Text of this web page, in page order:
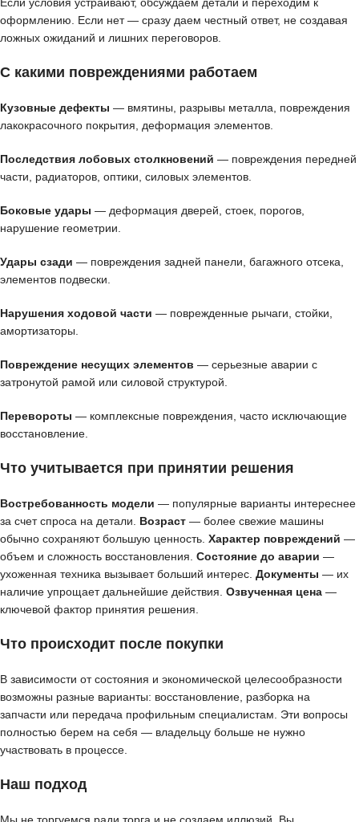
оформлению. Если нет — сразу даем честный ответ, не создавая
ложных ожиданий и лишних переговоров.
С какими повреждениями работаем
Кузовные дефекты — вмятины, разрывы металла, повреждения
лакокрасочного покрытия, деформация элементов.
Последствия лобовых столкновений — повреждения передней
части, радиаторов, оптики, силовых элементов.
Боковые удары — деформация дверей, стоек, порогов,
нарушение геометрии.
Удары сзади — повреждения задней панели, багажного отсека,
элементов подвески.
Нарушения ходовой части — поврежденные рычаги, стойки,
амортизаторы.
Повреждение несущих элементов — серьезные аварии с
затронутой рамой или силовой структурой.
Перевороты — комплексные повреждения, часто исключающие
восстановление.
Что учитывается при принятии решения
Востребованность модели — популярные варианты интереснее
за счет спроса на детали. Возраст — более свежие машины
обычно сохраняют большую ценность. Характер повреждений —
объем и сложность восстановления. Состояние до аварии —
ухоженная техника вызывает больший интерес. Документы — их
наличие упрощает дальнейшие действия. Озвученная цена —
ключевой фактор принятия решения.
Что происходит после покупки
В зависимости от состояния и экономической целесообразности
возможны разные варианты: восстановление, разборка на
запчасти или передача профильным специалистам. Эти вопросы
полностью берем на себя — владельцу больше не нужно
участвовать в процессе.
Наш подход
Мы не торгуемся ради торга и не создаем иллюзий. Вы